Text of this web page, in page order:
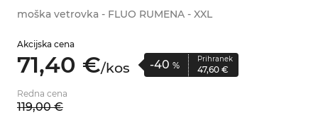
moška vetrovka - FLUO RUMENA - XXL
Akcijska cena
71,40 €/kos -40 %
Prihranek
47,60 €
Redna cena
119,00 €